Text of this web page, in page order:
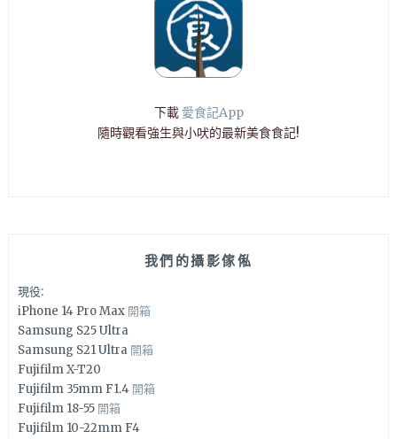
下載 愛食記App
隨時觀看強生與小吠的最新美食食記!
我們的攝影傢俬
現役:
iPhone 14 Pro Max 開箱
Samsung S25 Ultra
Samsung S21 Ultra 開箱
Fujifilm X-T20
Fujifilm 35mm F1.4 開箱
Fujifilm 18-55 開箱
Fujifilm 10-22mm F4